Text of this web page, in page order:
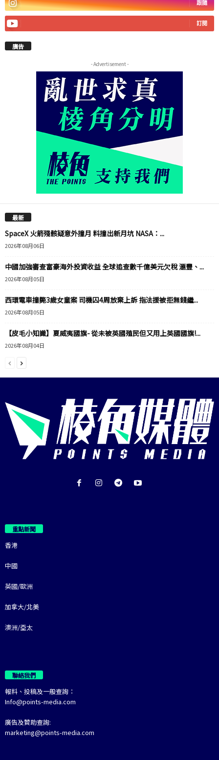
跟隨
訂閱
廣告
- Advertisement -
最新
SpaceX 火箭殘骸疑意外撞月 料撞出新月坑 NASA：...
2026年08月06日
中國加強審查富豪海外投資收益 全球追查數千億美元欠稅 滙豐、...
2026年08月05日
西環電車撞斃3歲女童案 司機囚4周放棄上訴 指法援被拒無錢繼...
2026年08月05日
【皮毛小知識】夏威夷國旗- 從未被英國殖民但又用上英國國旗!...
2026年08月04日
重點新聞
香港
中國
英國/歐洲
加拿大/北美
澳洲/亞太
聯絡我們
報料、投稿及一般查詢：
Info@points-media.com
廣告及贊助查詢:
marketing@points-media.com